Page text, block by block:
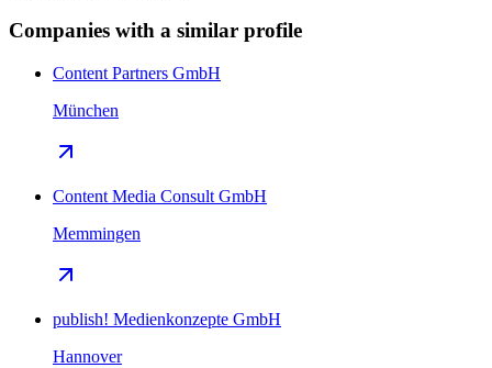
Companies with a similar profile
Content Partners GmbH
München
Content Media Consult GmbH
Memmingen
publish! Medienkonzepte GmbH
Hannover